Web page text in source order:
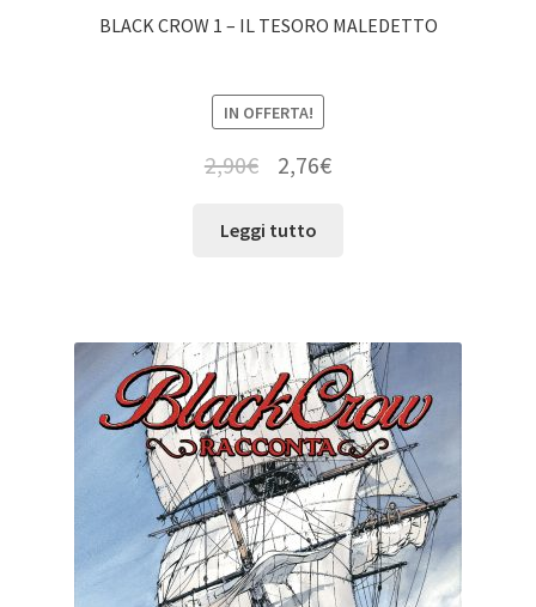
BLACK CROW 1 – IL TESORO MALEDETTO
IN OFFERTA!
2,90€ 2,76€
Leggi tutto